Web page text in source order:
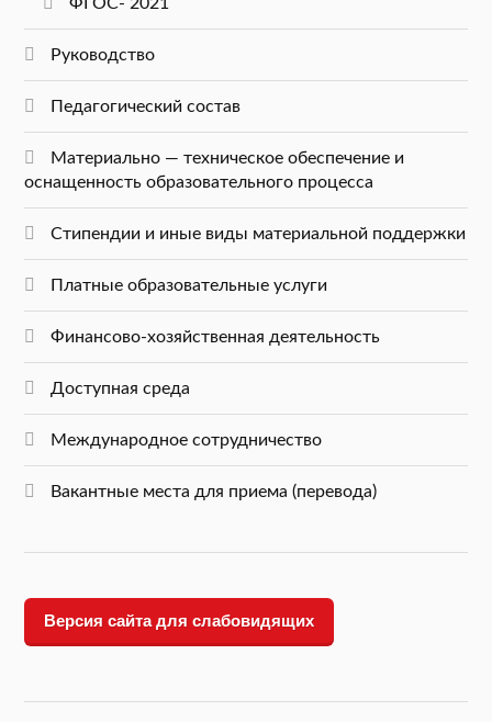
Руководство
Педагогический состав
Материально — техническое обеспечение и
оснащенность образовательного процесса
Стипендии и иные виды материальной поддержки
Платные образовательные услуги
Финансово-хозяйственная деятельность
Доступная среда
Международное сотрудничество
Вакантные места для приема (перевода)
Версия сайта для слабовидящих